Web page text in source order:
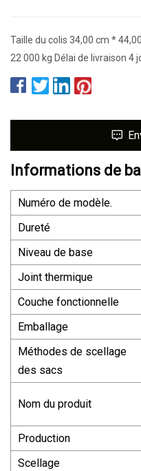
Taille du colis 34,00 cm *
22 000 kg Délai de livraison 4
Informations de
Numéro de modèle.
Dureté
Niveau de base
Joint thermique
Couche fonctionnelle
Emballage
Méthodes de scellage
des sacs
Nom du produit
Production
Scellage